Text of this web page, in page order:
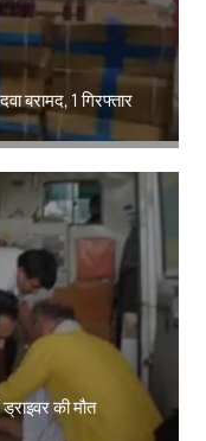
बरामद, 1 गिरफ्तार
की मौत